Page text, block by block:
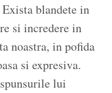
blandete in
si incredere in
noastra, in pofida
si expresiva.
lui